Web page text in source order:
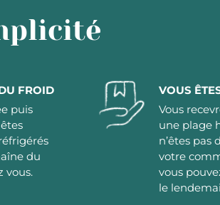
FROID
puis
du
vous.
VOUS
Vous
une plage
n’êtes pas
votre
vous
le